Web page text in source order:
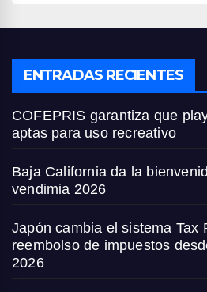
ENTRADAS RECIENTES
COFEPRIS garantiza que
aptas para uso recreativo
Baja California da la
vendimia 2026
Japón cambia el sistema Tax
reembolso de impuestos
2026